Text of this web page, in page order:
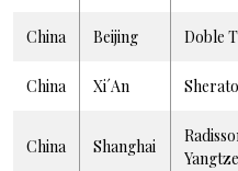
China Beijing Doble
China Xi´An
China Shanghai
Yangtze